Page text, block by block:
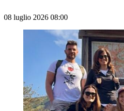
08 luglio 2026 08:00